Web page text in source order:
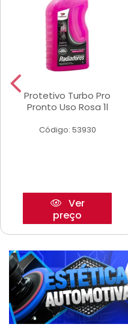
Protetivo Turbo Pro
Pronto Uso Rosa 1l
Código: 53930
Ver
preço